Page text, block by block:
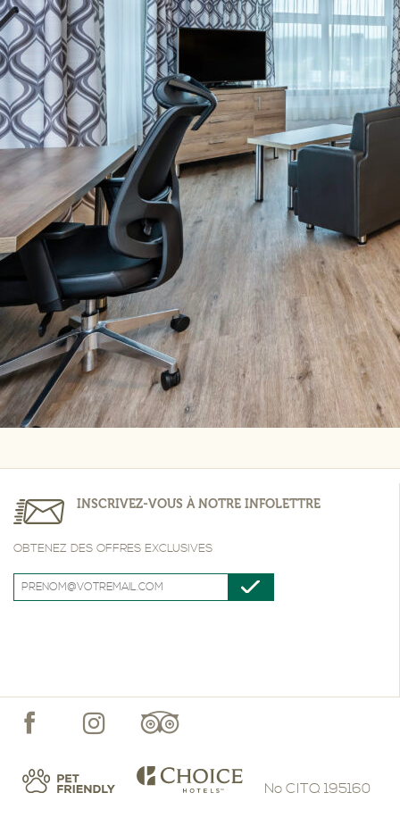
INSCRIVEZ-VOUS À NOTRE INFOLETTRE
OBTENEZ DES OFFRES EXCLUSIVES
No CITQ 195160